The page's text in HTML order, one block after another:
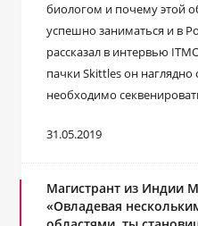
биологом и почему этой
успешно заниматься и в
рассказал в интервью
пачки Skittles он
необходимо
31.05.2019
Магистрант из Индии
«Овладевая